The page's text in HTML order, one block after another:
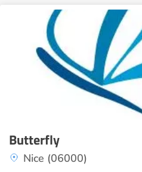
Butterfly
Nice (06000)